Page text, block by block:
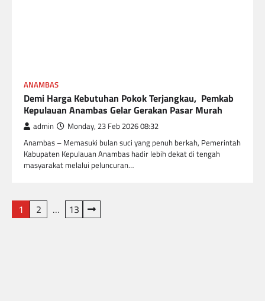
ANAMBAS
Demi Harga Kebutuhan Pokok Terjangkau, Pemkab
Kepulauan Anambas Gelar Gerakan Pasar Murah
admin Monday, 23 Feb 2026 08:32
Anambas – Memasuki bulan suci yang penuh berkah, Pemerintah
Kabupaten Kepulauan Anambas hadir lebih dekat di tengah
masyarakat melalui peluncuran…
Posts
1 2 … 13